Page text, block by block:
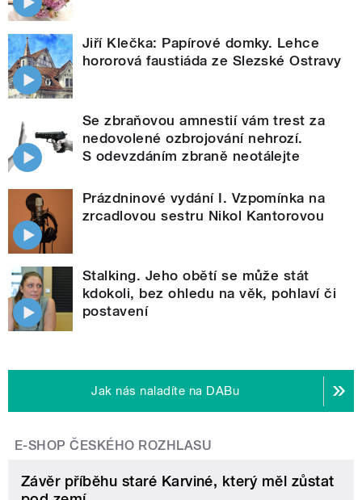
Jiří Klečka: Papírové domky. Lehce
hororová faustiáda ze Slezské Ostravy
Se zbraňovou amnestií vám trest za
nedovolené ozbrojování nehrozí.
S odevzdáním zbraně neotálejte
Prázdninové vydání I. Vzpomínka na
zrcadlovou sestru Nikol Kantorovou
Stalking. Jeho obětí se může stát
kdokoli, bez ohledu na věk, pohlaví či
postavení
Jak nás naladíte na DABu
E-SHOP ČESKÉHO ROZHLASU
Závěr příběhu staré Karviné, který měl zůstat